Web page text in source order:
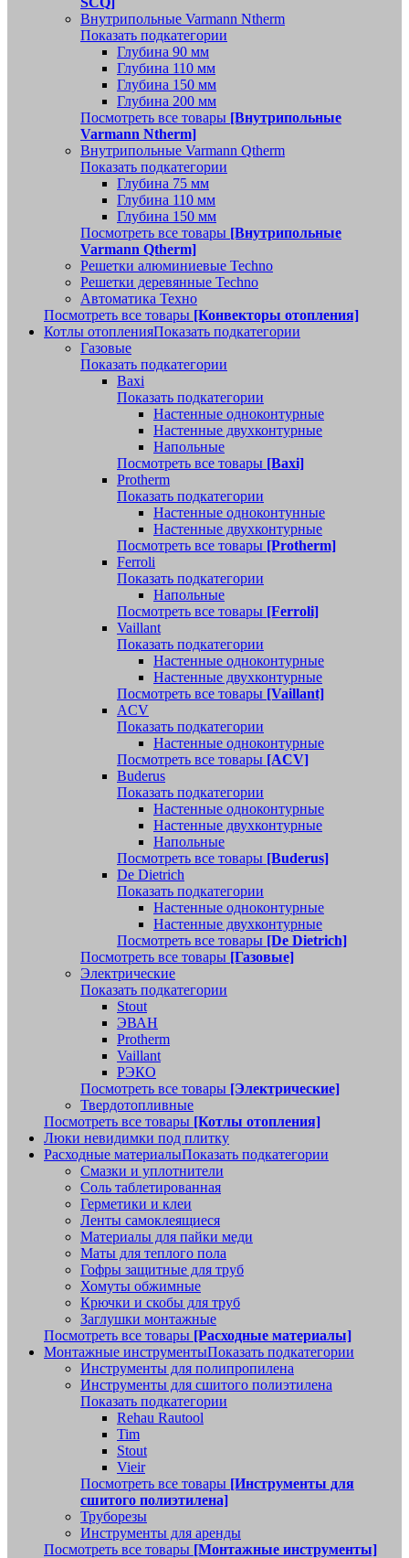
Внутрипольные Varmann Ntherm
Показать подкатегории
Глубина 90 мм
Глубина 110 мм
Глубина 150 мм
Глубина 200 мм
Посмотреть все товары [Внутрипольные
Varmann Ntherm]
Внутрипольные Varmann Qtherm
Показать подкатегории
Глубина 75 мм
Глубина 110 мм
Глубина 150 мм
Посмотреть все товары [Внутрипольные
Varmann Qtherm]
Решетки алюминиевые Techno
Решетки деревянные Techno
Автоматика Техно
Посмотреть все товары [Конвекторы отопления]
Котлы отопленияПоказать подкатегории
Газовые
Показать подкатегории
Baxi
Показать подкатегории
Настенные одноконтурные
Настенные двухконтурные
Напольные
Посмотреть все товары [Baxi]
Protherm
Показать подкатегории
Настенные одноконтунные
Настенные двухконтурные
Посмотреть все товары [Protherm]
Ferroli
Показать подкатегории
Напольные
Посмотреть все товары [Ferroli]
Vaillant
Показать подкатегории
Настенные одноконтурные
Настенные двухконтурные
Посмотреть все товары [Vaillant]
ACV
Показать подкатегории
Настенные одноконтурные
Посмотреть все товары [ACV]
Buderus
Показать подкатегории
Настенные одноконтурные
Настенные двухконтурные
Напольные
Посмотреть все товары [Buderus]
De Dietrich
Показать подкатегории
Настенные одноконтурные
Настенные двухконтурные
Посмотреть все товары [De Dietrich]
Посмотреть все товары [Газовые]
Электрические
Показать подкатегории
Stout
ЭВАН
Protherm
Vaillant
РЭКО
Посмотреть все товары [Электрические]
Твердотопливные
Посмотреть все товары [Котлы отопления]
Люки невидимки под плитку
Расходные материалыПоказать подкатегории
Смазки и уплотнители
Соль таблетированная
Герметики и клеи
Ленты самоклеящиеся
Материалы для пайки меди
Маты для теплого пола
Гофры защитные для труб
Хомуты обжимные
Крючки и скобы для труб
Заглушки монтажные
Посмотреть все товары [Расходные материалы]
Монтажные инструментыПоказать подкатегории
Инструменты для полипропилена
Инструменты для сшитого полиэтилена
Показать подкатегории
Rehau Rautool
Tim
Stout
Vieir
Посмотреть все товары [Инструменты для
сшитого полиэтилена]
Труборезы
Инструменты для аренды
Посмотреть все товары [Монтажные инструменты]